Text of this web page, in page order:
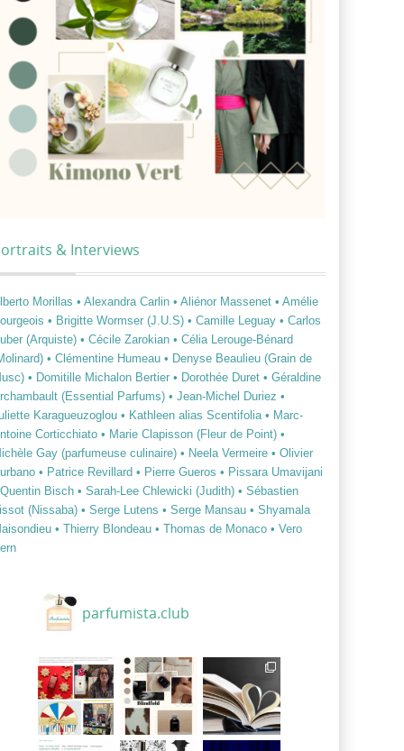
& Interviews
Morillas • Alexandra Carlin • Aliénor Massenet • Amélie
• Brigitte Wormser (J.U.S) • Camille Leguay • Carlos
(Arquiste) • Cécile Zarokian • Célia Lerouge-Bénard
• Clémentine Humeau • Denyse Beaulieu (Grain de
• Domitille Michalon Bertier • Dorothée Duret • Géraldine
(Essential Parfums) • Jean-Michel Duriez •
Karagueuzoglou • Kathleen alias Scentifolia • Marc-
Corticchiato • Marie Clapisson (Fleur de Point) •
Gay (parfumeuse culinaire) • Neela Vermeire • Olivier
• Patrice Revillard • Pierre Gueros • Pissara Umavijani
Bisch • Sarah-Lee Chlewicki (Judith) • Sébastien
(Nissaba) • Serge Lutens • Serge Mansau • Shyamala
• Thierry Blondeau • Thomas de Monaco • Vero
parfumista.club